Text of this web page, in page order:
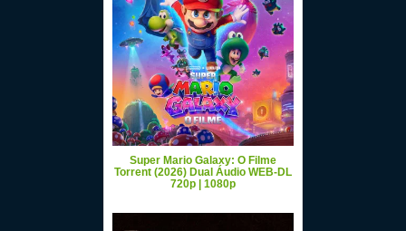
Super Mario Galaxy: O Filme
Torrent (2026) Dual Áudio WEB-DL
720p | 1080p